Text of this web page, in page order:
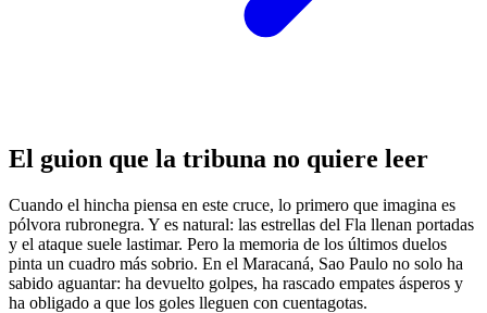
El guion que la tribuna no quiere leer
Cuando el hincha piensa en este cruce, lo primero que imagina es
pólvora rubronegra. Y es natural: las estrellas del Fla llenan portadas
y el ataque suele lastimar. Pero la memoria de los últimos duelos
pinta un cuadro más sobrio. En el Maracaná, Sao Paulo no solo ha
sabido aguantar: ha devuelto golpes, ha rascado empates ásperos y
ha obligado a que los goles lleguen con cuentagotas.